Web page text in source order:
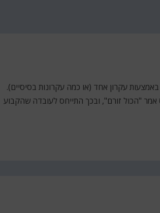
עקרון אחד (או כמה עקרונות בסיסיים).
מים"; הירקליטוס אמר "הכול זורם", ובכך התייחס לעובדה שהקבוע